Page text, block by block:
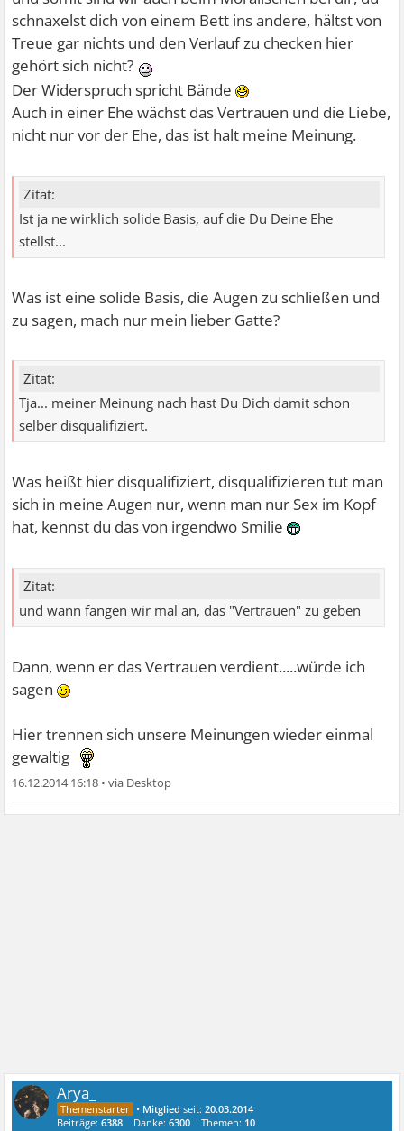
schnaxelst dich von einem Bett ins andere, hältst von
Treue gar nichts und den Verlauf zu checken hier
gehört sich nicht?
Der Widerspruch spricht Bände
Auch in einer Ehe wächst das Vertrauen und die Liebe,
nicht nur vor der Ehe, das ist halt meine Meinung.
Zitat:
Ist ja ne wirklich solide Basis, auf die Du Deine Ehe
stellst...
Was ist eine solide Basis, die Augen zu schließen und
zu sagen, mach nur mein lieber Gatte?
Zitat:
Tja... meiner Meinung nach hast Du Dich damit schon
selber disqualifiziert.
Was heißt hier disqualifiziert, disqualifizieren tut man
sich in meine Augen nur, wenn man nur Sex im Kopf
hat, kennst du das von irgendwo Smilie
Zitat:
und wann fangen wir mal an, das "Vertrauen" zu geben
Dann, wenn er das Vertrauen verdient.....würde ich
sagen
Hier trennen sich unsere Meinungen wieder einmal
gewaltig
16.12.2014 16:18 •
Arya_
• Mitglied seit:20.03.2014
Beiträge:6388 Danke:6300 Themen: 10